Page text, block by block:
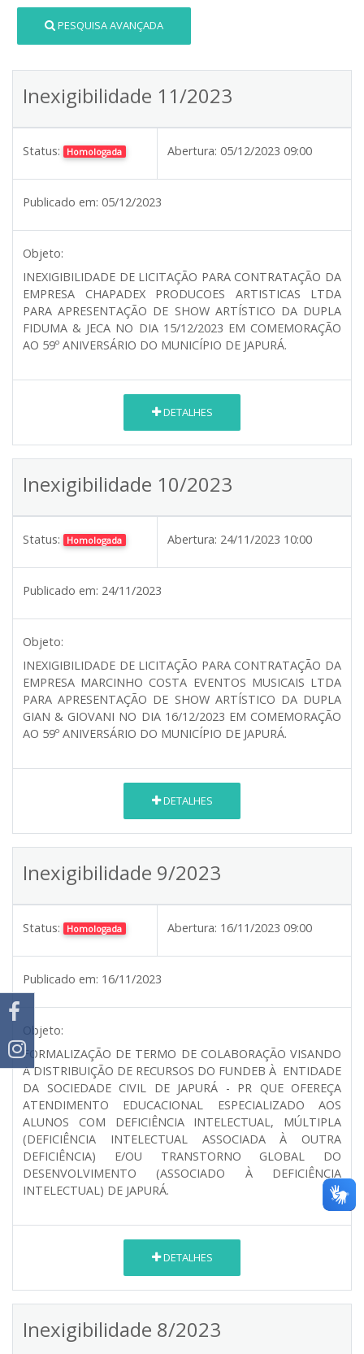
PESQUISA AVANÇADA
Inexigibilidade 11/2023
Status: Homologada Abertura: 05/12/2023 09:00
Publicado em: 05/12/2023
Objeto:
INEXIGIBILIDADE DE LICITAÇÃO PARA CONTRATAÇÃO DA
EMPRESA CHAPADEX PRODUCOES ARTISTICAS LTDA
PARA APRESENTAÇÃO DE SHOW ARTÍSTICO DA DUPLA
FIDUMA & JECA NO DIA 15/12/2023 EM COMEMORAÇÃO
AO 59º ANIVERSÁRIO DO MUNICÍPIO DE JAPURÁ.
DETALHES
Inexigibilidade 10/2023
Status: Homologada Abertura: 24/11/2023 10:00
Publicado em: 24/11/2023
Objeto:
INEXIGIBILIDADE DE LICITAÇÃO PARA CONTRATAÇÃO DA
EMPRESA MARCINHO COSTA EVENTOS MUSICAIS LTDA
PARA APRESENTAÇÃO DE SHOW ARTÍSTICO DA DUPLA
GIAN & GIOVANI NO DIA 16/12/2023 EM COMEMORAÇÃO
AO 59º ANIVERSÁRIO DO MUNICÍPIO DE JAPURÁ.
DETALHES
Inexigibilidade 9/2023
Status: Homologada Abertura: 16/11/2023 09:00
Publicado em: 16/11/2023
Objeto:
FORMALIZAÇÃO DE TERMO DE COLABORAÇÃO VISANDO
A DISTRIBUIÇÃO DE RECURSOS DO FUNDEB À ENTIDADE
DA SOCIEDADE CIVIL DE JAPURÁ - PR QUE OFEREÇA
ATENDIMENTO EDUCACIONAL ESPECIALIZADO AOS
ALUNOS COM DEFICIÊNCIA INTELECTUAL, MÚLTIPLA
(DEFICIÊNCIA INTELECTUAL ASSOCIADA À OUTRA
DEFICIÊNCIA) E/OU TRANSTORNO GLOBAL DO
DESENVOLVIMENTO (ASSOCIADO À DEFICIÊNCIA
INTELECTUAL) DE JAPURÁ.
DETALHES
Inexigibilidade 8/2023